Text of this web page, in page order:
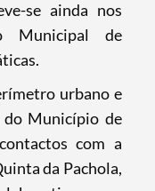
se ainda nos
Municipal de
urbano e
do Município de
com a
da Pachola,